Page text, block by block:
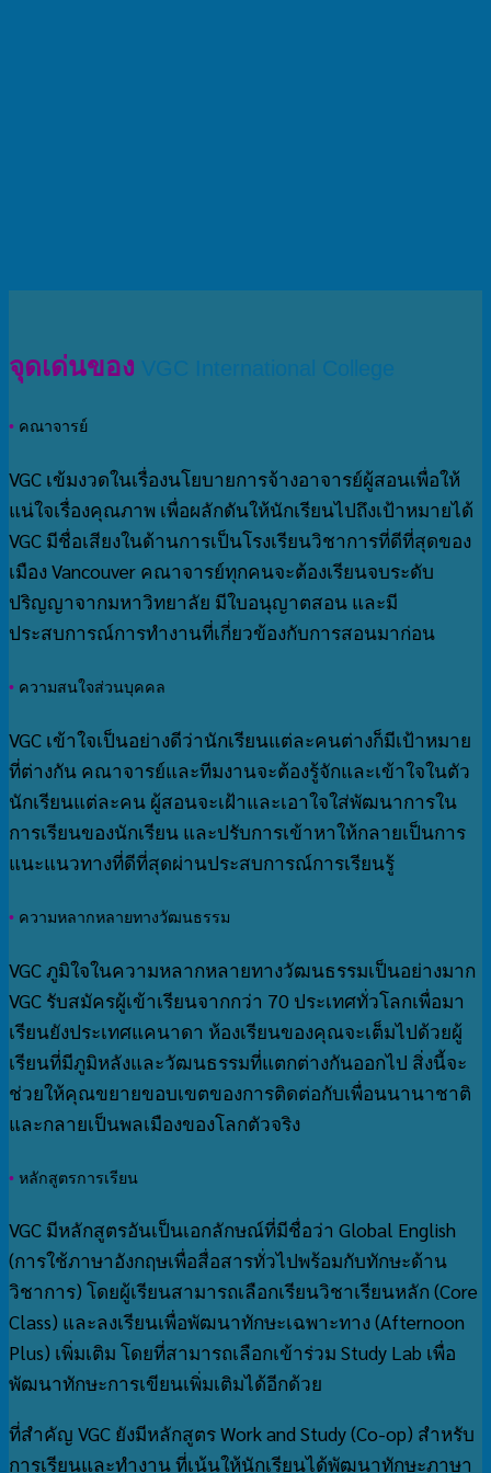
จุดเด่นของ VGC International College
• คณาจารย์
VGC เข้มงวดในเรื่องนโยบายการจ้างอาจารย์ผู้สอนเพื่อให้
แน่ใจเรื่องคุณภาพ เพื่อผลักดันให้นักเรียนไปถึงเป้าหมายได้
VGC มีชื่อเสียงในด้านการเป็นโรงเรียนวิชาการที่ดีที่สุดของ
เมือง Vancouver คณาจารย์ทุกคนจะต้องเรียนจบระดับ
ปริญญาจากมหาวิทยาลัย มีใบอนุญาตสอน และมี
ประสบการณ์การทำงานที่เกี่ยวข้องกับการสอนมาก่อน
• ความสนใจส่วนบุคคล
VGC เข้าใจเป็นอย่างดีว่านักเรียนแต่ละคนต่างก็มีเป้าหมาย
ที่ต่างกัน คณาจารย์และทีมงานจะต้องรู้จักและเข้าใจในตัว
นักเรียนแต่ละคน ผู้สอนจะเฝ้าและเอาใจใส่พัฒนาการใน
การเรียนของนักเรียน และปรับการเข้าหาให้กลายเป็นการ
แนะแนวทางที่ดีที่สุดผ่านประสบการณ์การเรียนรู้
• ความหลากหลายทางวัฒนธรรม
VGC ภูมิใจในความหลากหลายทางวัฒนธรรมเป็นอย่างมาก
VGC รับสมัครผู้เข้าเรียนจากกว่า 70 ประเทศทั่วโลกเพื่อมา
เรียนยังประเทศแคนาดา ห้องเรียนของคุณจะเต็มไปด้วยผู้
เรียนที่มีภูมิหลังและวัฒนธรรมที่แตกต่างกันออกไป สิ่งนี้จะ
ช่วยให้คุณขยายขอบเขตของการติดต่อกับเพื่อนนานาชาติ
และกลายเป็นพลเมืองของโลกตัวจริง
• หลักสูตรการเรียน
VGC มีหลักสูตรอันเป็นเอกลักษณ์ที่มีชื่อว่า Global English
(การใช้ภาษาอังกฤษเพื่อสื่อสารทั่วไปพร้อมกับทักษะด้าน
วิชาการ) โดยผู้เรียนสามารถเลือกเรียนวิชาเรียนหลัก (Core
Class) และลงเรียนเพื่อพัฒนาทักษะเฉพาะทาง (Afternoon
Plus) เพิ่มเติม โดยที่สามารถเลือกเข้าร่วม Study Lab เพื่อ
พัฒนาทักษะการเขียนเพิ่มเติมได้อีกด้วย
ที่สำคัญ VGC ยังมีหลักสูตร Work and Study (Co-op) สำหรับ
การเรียนและทำงาน ที่เน้นให้นักเรียนได้พัฒนาทักษะภาษา